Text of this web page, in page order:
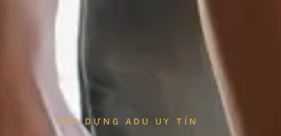
XÂY DỰNG ADU UY TÍN